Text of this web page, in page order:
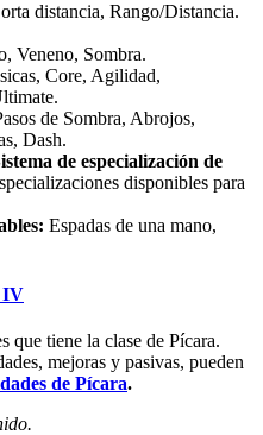
distancia, Rango/Distancia.
Veneno, Sombra.
Core, Agilidad,
de Sombra, Abrojos,
Dash.
de especialización de
disponibles para
Espadas de una mano,
IV
que tiene la clase de Pícara.
mejoras y pasivas, pueden
de Pícara.